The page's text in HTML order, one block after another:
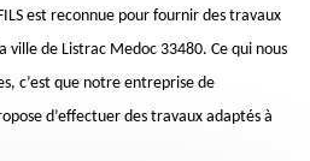
est reconnue pour fournir des travaux
ville de Listrac Medoc 33480. Ce qui nous
c’est que notre entreprise de
d’effectuer des travaux adaptés à